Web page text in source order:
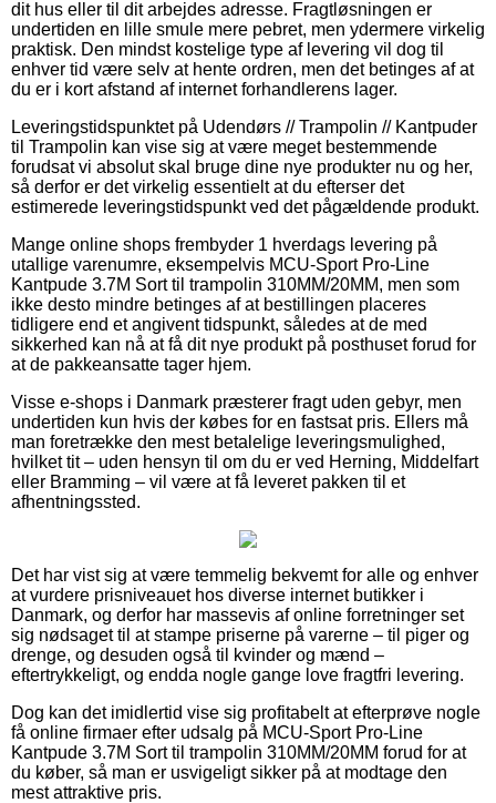
dit hus eller til dit arbejdes adresse. Fragtløsningen er
undertiden en lille smule mere pebret, men ydermere virkelig
praktisk. Den mindst kostelige type af levering vil dog til
enhver tid være selv at hente ordren, men det betinges af at
du er i kort afstand af internet forhandlerens lager.
Leveringstidspunktet på Udendørs // Trampolin // Kantpuder
til Trampolin kan vise sig at være meget bestemmende
forudsat vi absolut skal bruge dine nye produkter nu og her,
så derfor er det virkelig essentielt at du efterser det
estimerede leveringstidspunkt ved det pågældende produkt.
Mange online shops frembyder 1 hverdags levering på
utallige varenumre, eksempelvis MCU-Sport Pro-Line
Kantpude 3.7M Sort til trampolin 310MM/20MM, men som
ikke desto mindre betinges af at bestillingen placeres
tidligere end et angivent tidspunkt, således at de med
sikkerhed kan nå at få dit nye produkt på posthuset forud for
at de pakkeansatte tager hjem.
Visse e-shops i Danmark præsterer fragt uden gebyr, men
undertiden kun hvis der købes for en fastsat pris. Ellers må
man foretrække den mest betalelige leveringsmulighed,
hvilket tit – uden hensyn til om du er ved Herning, Middelfart
eller Bramming – vil være at få leveret pakken til et
afhentningssted.
Det har vist sig at være temmelig bekvemt for alle og enhver
at vurdere prisniveauet hos diverse internet butikker i
Danmark, og derfor har massevis af online forretninger set
sig nødsaget til at stampe priserne på varerne – til piger og
drenge, og desuden også til kvinder og mænd –
eftertrykkeligt, og endda nogle gange love fragtfri levering.
Dog kan det imidlertid vise sig profitabelt at efterprøve nogle
få online firmaer efter udsalg på MCU-Sport Pro-Line
Kantpude 3.7M Sort til trampolin 310MM/20MM forud for at
du køber, så man er usvigeligt sikker på at modtage den
mest attraktive pris.